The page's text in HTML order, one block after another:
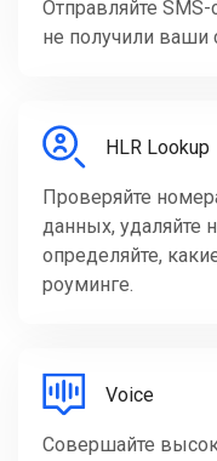
Отправляйте
не получили ваши
HLR Lookup
Проверяйте
данных, удаляйте
определяйте,
роуминге.
Voice
Совершайте